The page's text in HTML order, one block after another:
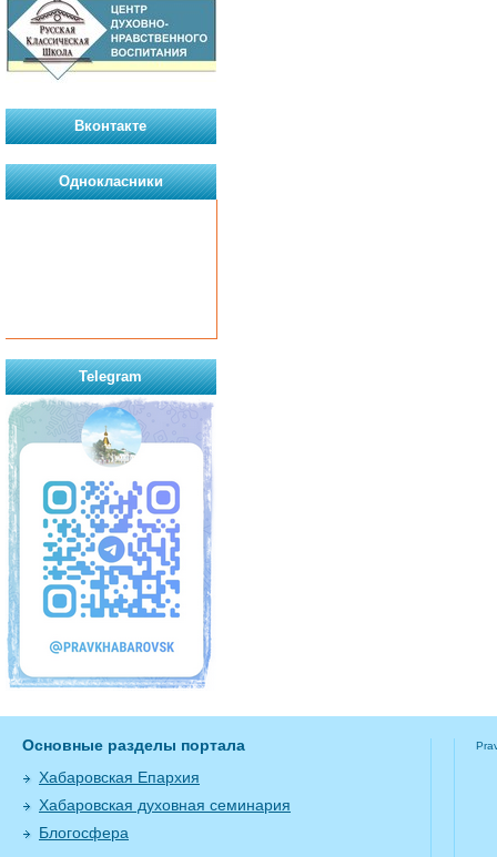
Вконтакте
Однокласники
Telegram
Основные разделы портала
Хабаровская Епархия
Хабаровская духовная семинария
Блогосфера